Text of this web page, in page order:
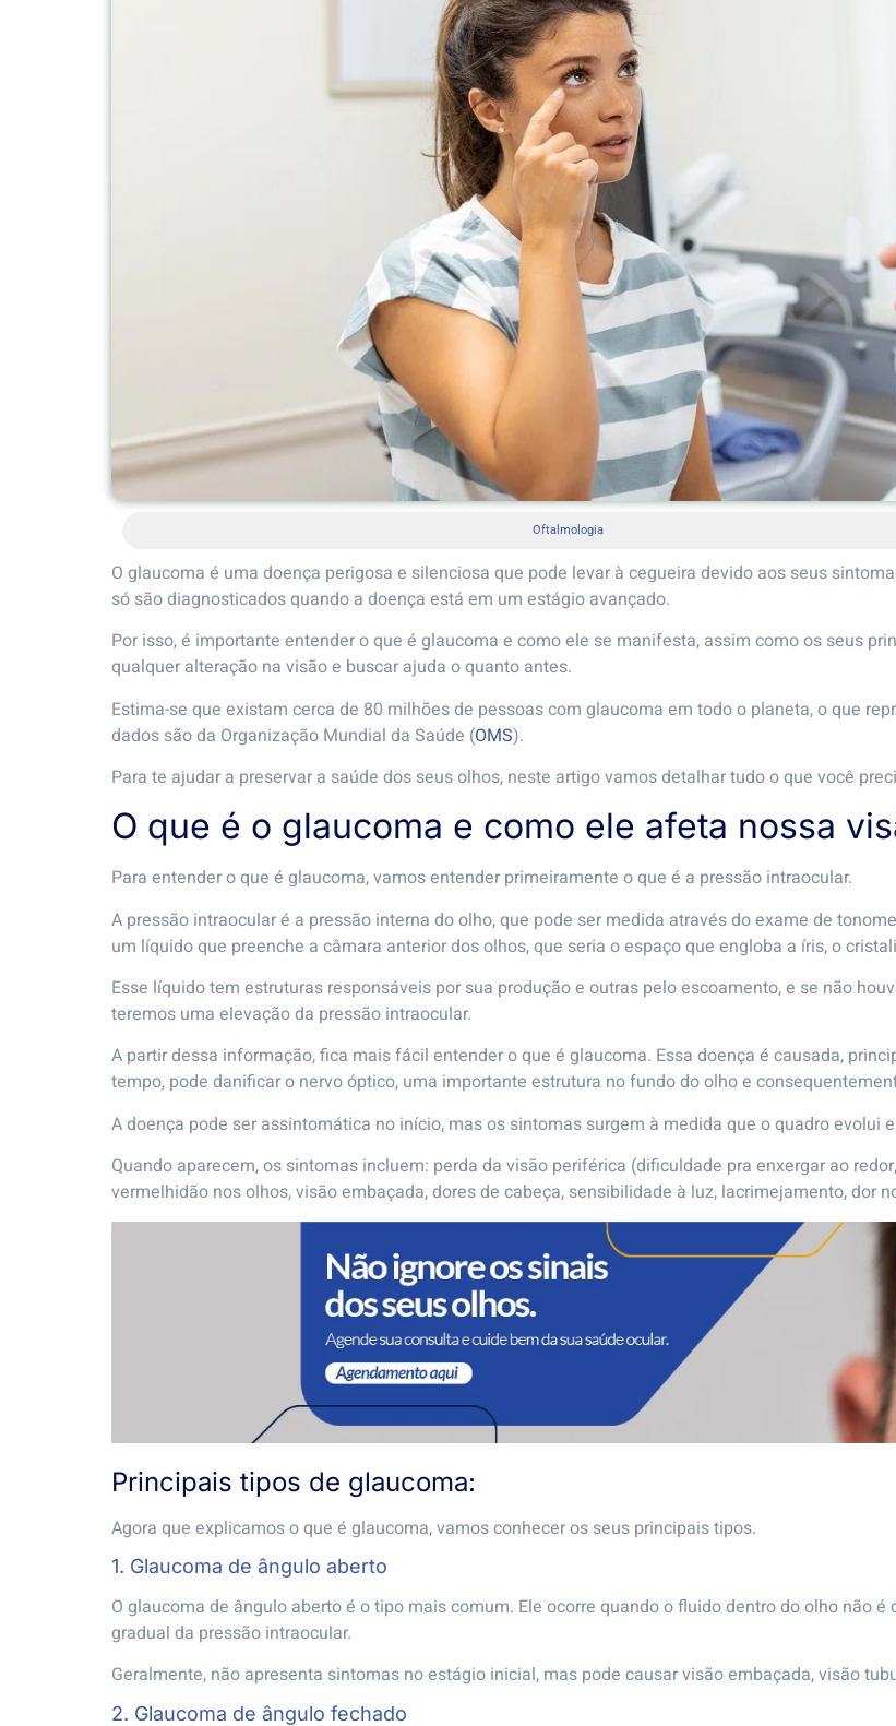
Oftalmologia
O glaucoma é uma doença perigosa e silenciosa que pode levar à cegueira devido aos seus
só são diagnosticados quando a doença está em um estágio avançado.
Por isso, é importante entender o que é glaucoma e como ele se manifesta, assim como os seus
qualquer alteração na visão e buscar ajuda o quanto antes.
Estima-se que existam cerca de 80 milhões de pessoas com glaucoma em todo o planeta, o que
dados são da Organização Mundial da Saúde (OMS).
Para te ajudar a preservar a saúde dos seus olhos, neste artigo vamos detalhar tudo o que você
O que é o glaucoma e como ele afeta nossa
Para entender o que é glaucoma, vamos entender primeiramente o que é a pressão intraocular.
A pressão intraocular é a pressão interna do olho, que pode ser medida através do exame de
um líquido que preenche a câmara anterior dos olhos, que seria o espaço que engloba a íris, o
Esse líquido tem estruturas responsáveis por sua produção e outras pelo escoamento, e se não
teremos uma elevação da pressão intraocular.
A partir dessa informação, fica mais fácil entender o que é glaucoma. Essa doença é causada,
tempo, pode danificar o nervo óptico, uma importante estrutura no fundo do olho e
A doença pode ser assintomática no início, mas os sintomas surgem à medida que o quadro evolui
Quando aparecem, os sintomas incluem: perda da visão periférica (dificuldade pra enxergar ao
vermelhidão nos olhos, visão embaçada, dores de cabeça, sensibilidade à luz, lacrimejamento, dor
Principais tipos de glaucoma:
Agora que explicamos o que é glaucoma, vamos conhecer os seus principais tipos.
1. Glaucoma de ângulo aberto
O glaucoma de ângulo aberto é o tipo mais comum. Ele ocorre quando o fluido dentro do olho não
gradual da pressão intraocular.
Geralmente, não apresenta sintomas no estágio inicial, mas pode causar visão embaçada, visão
2. Glaucoma de ângulo fechado